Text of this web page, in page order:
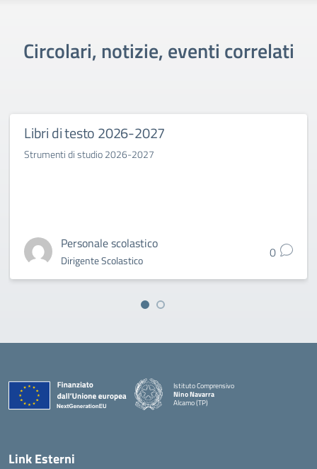
Circolari, notizie, eventi correlati
Libri di testo 2026-2027
Strumenti di studio 2026-2027
Personale scolastico
Dirigente Scolastico 0
Istituto Comprensivo
Nino Navarra
Alcamo (TP)
Link Esterni